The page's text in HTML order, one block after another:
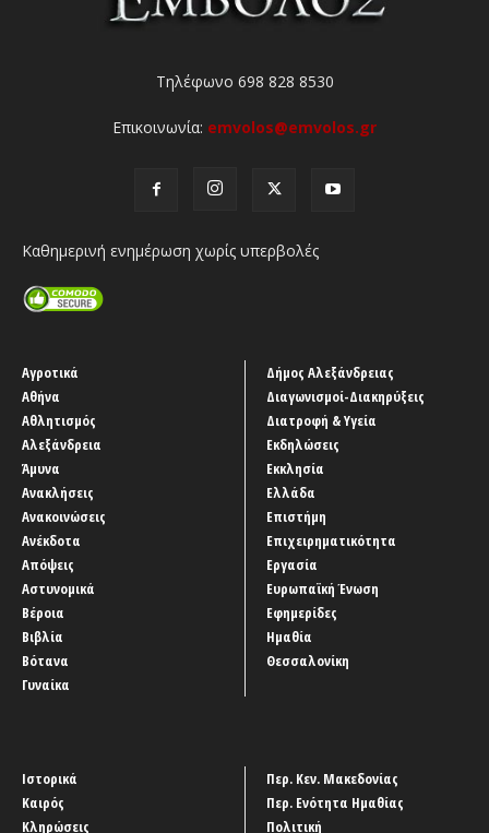
Τηλέφωνο 698 828 8530
Επικοινωνία: emvolos@emvolos.gr
Καθημερινή ενημέρωση χωρίς υπερβολές
Αγροτικά
Αθήνα
Αθλητισμός
Αλεξάνδρεια
Άμυνα
Ανακλήσεις
Ανακοινώσεις
Ανέκδοτα
Απόψεις
Αστυνομικά
Βέροια
Βιβλία
Βότανα
Γυναίκα
Δήμος Αλεξάνδρειας
Διαγωνισμοί-Διακηρύξεις
Διατροφή & Υγεία
Εκδηλώσεις
Εκκλησία
Ελλάδα
Επιστήμη
Επιχειρηματικότητα
Εργασία
Ευρωπαϊκή Ένωση
Εφημερίδες
Ημαθία
Θεσσαλονίκη
Ιστορικά
Καιρός
Κληρώσεις
Περ. Κεν. Μακεδονίας
Περ. Ενότητα Ημαθίας
Πολιτική